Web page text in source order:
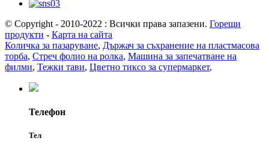
© Copyright - 2010-2022 : Всички права запазени. Горещи
продукти - Карта на сайта
Количка за пазаруване, Държач за съхранение на пластмасова
торба, Стреч фолио на ролка, Машина за запечатване на
филми, Тежки тави, Цветно тиксо за супермаркет,
Телефон
Тел